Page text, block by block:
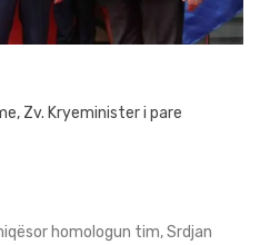
, Zv. Kryeminister i pare
homologun tim, Srdjan